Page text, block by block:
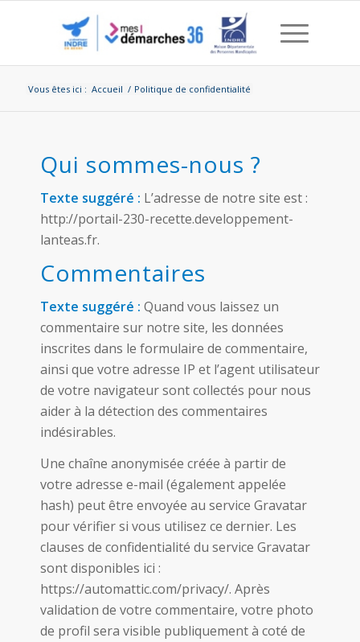
Vous êtes ici : Accueil / Politique de confidentialité
Politique de
Qui sommes-nous ?
Texte suggéré : L’adresse de notre site est :
http://portail-230-recette.developpement-
lanteas.fr.
Commentaires
Texte suggéré : Quand vous laissez un
commentaire sur notre site, les données
inscrites dans le formulaire de commentaire,
ainsi que votre adresse IP et l’agent utilisateur
de votre navigateur sont collectés pour nous
aider à la détection des commentaires
indésirables.
Une chaîne anonymisée créée à partir de
votre adresse e-mail (également appelée
hash) peut être envoyée au service Gravatar
pour vérifier si vous utilisez ce dernier. Les
clauses de confidentialité du service Gravatar
sont disponibles ici :
https://automattic.com/privacy/. Après
validation de votre commentaire, votre photo
de profil sera visible publiquement à coté de